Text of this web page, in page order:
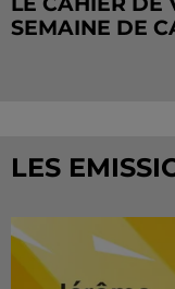
SEMAINE DE
LES